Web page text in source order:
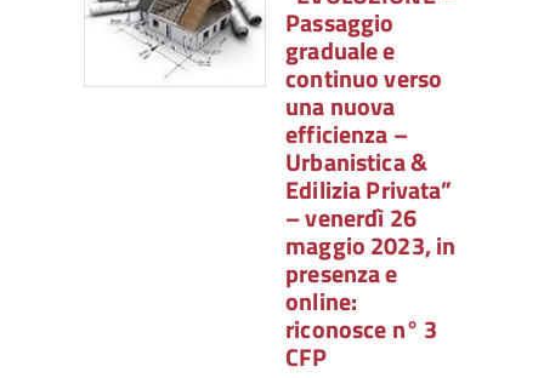
Passaggio
graduale e
continuo verso
una nuova
efficienza –
Urbanistica &
Edilizia Privata”
– venerdì 26
maggio 2023, in
presenza e
online:
riconosce n° 3
CFP